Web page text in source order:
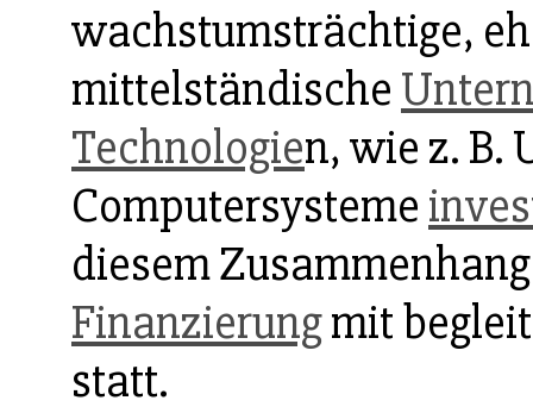
wachstumsträchtige,
mittelständische
Technologien, wie z. B.
Computersysteme
diesem
Finanzierungmit
statt.